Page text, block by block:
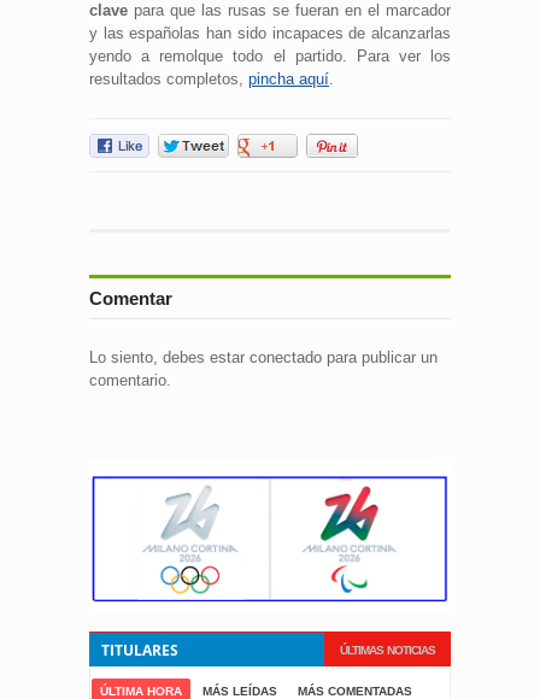
clave para que las rusas se fueran en el marcador
y las españolas han sido incapaces de alcanzarlas
yendo a remolque todo el partido. Para ver los
resultados completos, pincha aquí.
Comentar
Lo siento, debes estar conectado para publicar un
comentario.
ÚLTIMAS NOTICIAS
TITULARES
ÚLTIMA HORA MÁS LEÍDAS MÁS COMENTADAS